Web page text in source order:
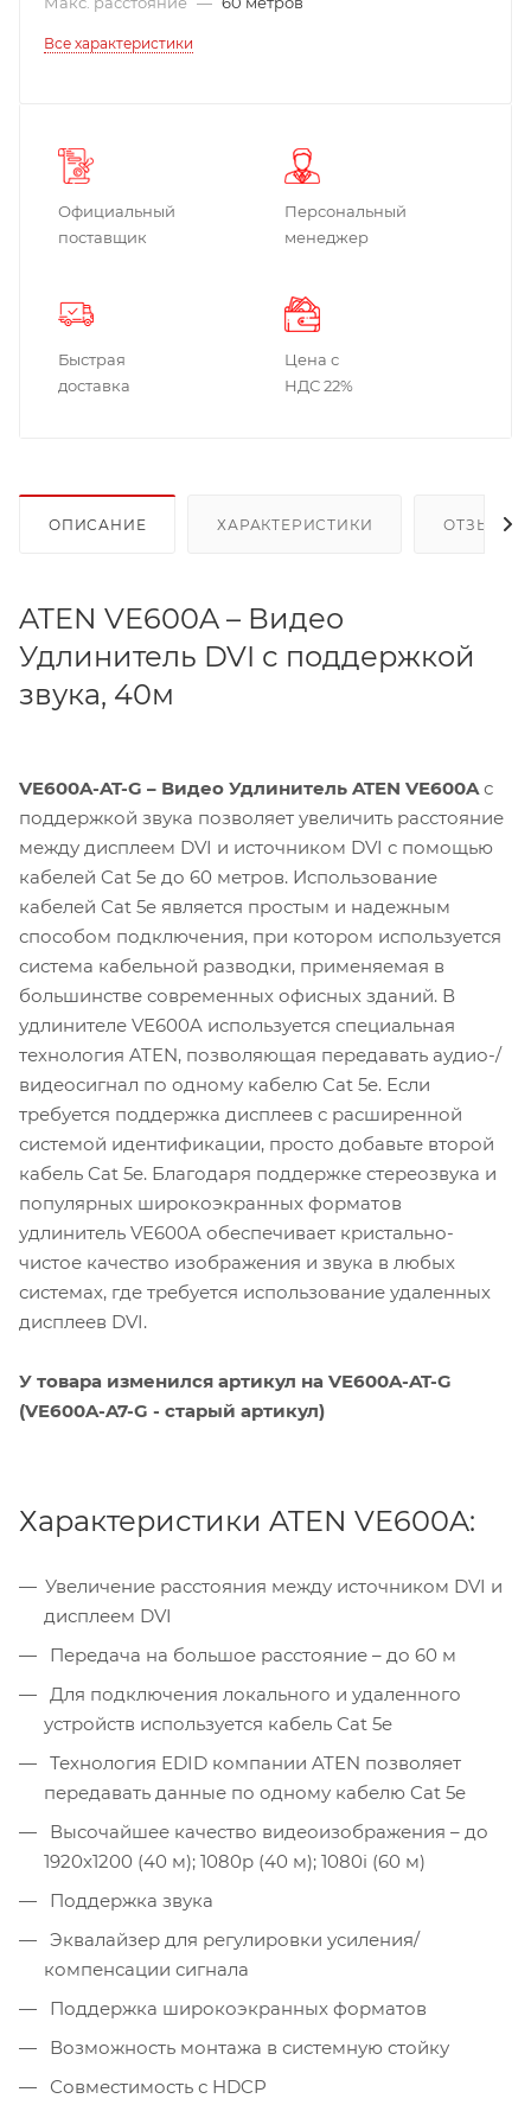
Все характеристики
Официальный
поставщик
Персональный
менеджер
Быстрая
доставка
Цена с
НДС 22%
ОПИСАНИЕ ХАРАКТЕРИСТИКИ ОТЗЫВЫ
ATEN VE600A – Видео
Удлинитель DVI с поддержкой
звука, 40м
VE600A-AT-G – Видео Удлинитель ATEN VE600A с
поддержкой звука позволяет увеличить расстояние
между дисплеем DVI и источником DVI с помощью
кабелей Cat 5e до 60 метров. Использование
кабелей Cat 5e является простым и надежным
способом подключения, при котором используется
система кабельной разводки, применяемая в
большинстве современных офисных зданий. В
удлинителе VE600A используется специальная
технология ATEN, позволяющая передавать аудио-/
видеосигнал по одному кабелю Cat 5e. Если
требуется поддержка дисплеев с расширенной
системой идентификации, просто добавьте второй
кабель Cat 5e. Благодаря поддержке стереозвука и
популярных широкоэкранных форматов
удлинитель VE600A обеспечивает кристально-
чистое качество изображения и звука в любых
системах, где требуется использование удаленных
дисплеев DVI.
У товара изменился артикул на VE600A-AT-G
(VE600A-A7-G - старый артикул)
Характеристики ATEN VE600A:
Увеличение расстояния между источником DVI и
дисплеем DVI
Передача на большое расстояние – до 60 м
Для подключения локального и удаленного
устройств используется кабель Cat 5e
Технология EDID компании ATEN позволяет
передавать данные по одному кабелю Cat 5e
Высочайшее качество видеоизображения – до
1920x1200 (40 м); 1080p (40 м); 1080i (60 м)
Поддержка звука
Эквалайзер для регулировки усиления/
компенсации сигнала
Поддержка широкоэкранных форматов
Возможность монтажа в системную стойку
Совместимость с HDCP